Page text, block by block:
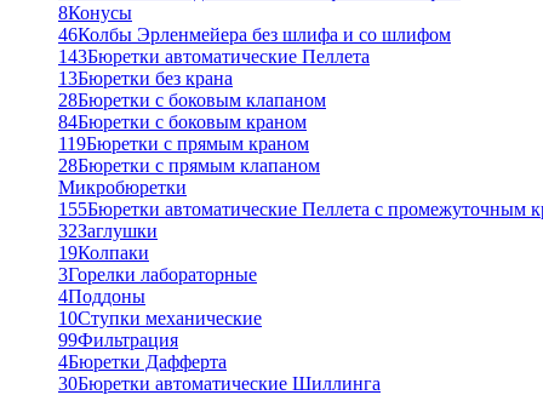
8Конусы
46Колбы Эрленмейера без шлифа и со шлифом
143Бюретки автоматические Пеллета
13Бюретки без крана
28Бюретки с боковым клапаном
84Бюретки с боковым краном
119Бюретки с прямым краном
28Бюретки с прямым клапаном
Микробюретки
155Бюретки автоматические Пеллета с промежуточным
32Заглушки
19Колпаки
3Горелки лабораторные
4Поддоны
10Ступки механические
99Фильтрация
4Бюретки Дафферта
30Бюретки автоматические Шиллинга